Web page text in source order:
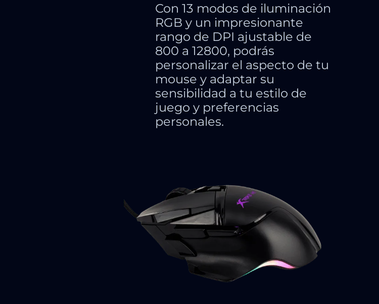
Con 13 modos de iluminación
RGB y un impresionante
rango de DPI ajustable de
800 a 12800, podrás
personalizar el aspecto de tu
mouse y adaptar su
sensibilidad a tu estilo de
juego y preferencias
personales.